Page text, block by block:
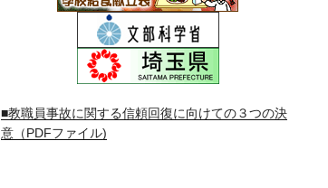
■教職員事故に関する信頼回復に向けての３つの決
意（PDFファイル)